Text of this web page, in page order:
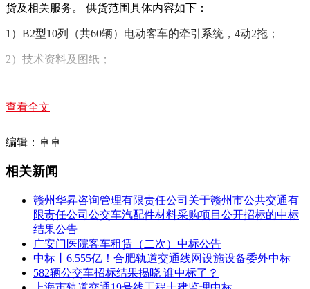
货及相关服务。 供货范围具体内容如下：
1） B2型10列（共60辆）电动客车的牵引系统，4动2拖；
2）技术资料及图纸；
等）；
（2）沈阳地铁10号线工程（张沙布~丁香街）26列/156辆电动
客车牵引系统（包括电气牵引和电制动系统及辅助电源系统
等）的制造、供货及相关服务。
1）B2型26列（共156辆）电动客车的牵引系统，4动2拖；
2）备品备件、易损件/消耗性材料、专用维修工具及检测试验
设备
3）技术资料及图纸；
查看全文
编辑：卓卓
相关新闻
赣州华昇咨询管理有限责任公司关于赣州市公共交通有
限责任公司公交车汽配件材料采购项目公开招标的中标
结果公告
广安门医院客车租赁（二次）中标公告
中标丨6.555亿！合肥轨道交通线网设施设备委外中标
582辆公交车招标结果揭晓 谁中标了？